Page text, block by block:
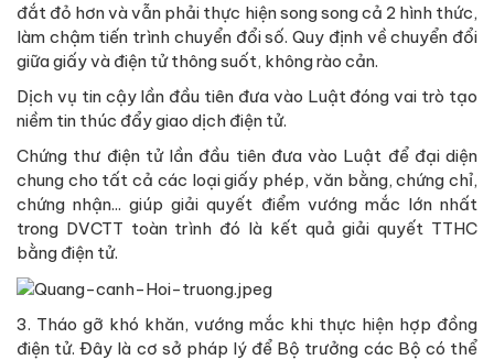
đắt đỏ hơn và vẫn phải thực hiện song song cả 2 hình thức,
làm chậm tiến trình chuyển đổi số. Quy định về chuyển đổi
giữa giấy và điện tử thông suốt, không rào cản.
Dịch vụ tin cậy lần đầu tiên đưa vào Luật đóng vai trò tạo
niềm tin thúc đẩy giao dịch điện tử.
Chứng thư điện tử lần đầu tiên đưa vào Luật để đại diện
chung cho tất cả các loại giấy phép, văn bằng, chứng chỉ,
chứng nhận... giúp giải quyết điểm vướng mắc lớn nhất
trong DVCTT toàn trình đó là kết quả giải quyết TTHC
bằng điện tử.
3. Tháo gỡ khó khăn, vướng mắc khi thực hiện hợp đồng
điện tử. Đây là cơ sở pháp lý để Bộ trưởng các Bộ có thể